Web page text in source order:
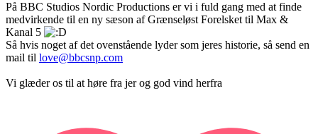
På BBC Studios Nordic Productions er vi i fuld gang med at finde
medvirkende til en ny sæson af Grænseløst Forelsket til Max &
Kanal 5
Så hvis noget af det ovenstående lyder som jeres historie, så send en
mail til love@bbcsnp.com
Vi glæder os til at høre fra jer og god vind herfra